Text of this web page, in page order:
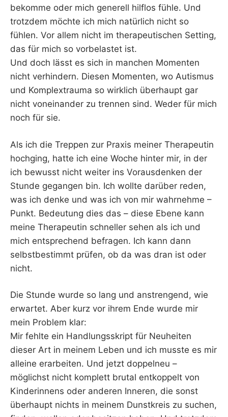
bekomme oder mich generell hilflos fühle. Und
trotzdem möchte ich mich natürlich nicht so
fühlen. Vor allem nicht im therapeutischen Setting,
das für mich so vorbelastet ist.
Und doch lässt es sich in manchen Momenten
nicht verhindern. Diesen Momenten, wo Autismus
und Komplextrauma so wirklich überhaupt gar
nicht voneinander zu trennen sind. Weder für mich
noch für sie.
Als ich die Treppen zur Praxis meiner Therapeutin
hochging, hatte ich eine Woche hinter mir, in der
ich bewusst nicht weiter ins Vorausdenken der
Stunde gegangen bin. Ich wollte darüber reden,
was ich denke und was ich von mir wahrnehme –
Punkt. Bedeutung dies das – diese Ebene kann
meine Therapeutin schneller sehen als ich und
mich entsprechend befragen. Ich kann dann
selbstbestimmt prüfen, ob da was dran ist oder
nicht.
Die Stunde wurde so lang und anstrengend, wie
erwartet. Aber kurz vor ihrem Ende wurde mir
mein Problem klar:
Mir fehlte ein Handlungsskript für Neuheiten
dieser Art in meinem Leben und ich musste es mir
alleine erarbeiten. Und jetzt doppelneu –
möglichst nicht komplett brutal entkoppelt von
Kinderinnens oder anderen Inneren, die sonst
überhaupt nichts in meinem Dunstkreis zu suchen,